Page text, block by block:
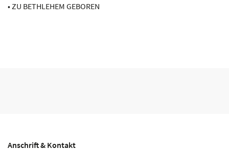
• ZU BETHLEHEM GEBOREN
Anschrift & Kontakt